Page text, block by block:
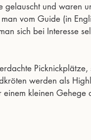
und waren
vom Guide (in
sich bei Interesse
Picknickplätze,
werden als
kleinen Gehege